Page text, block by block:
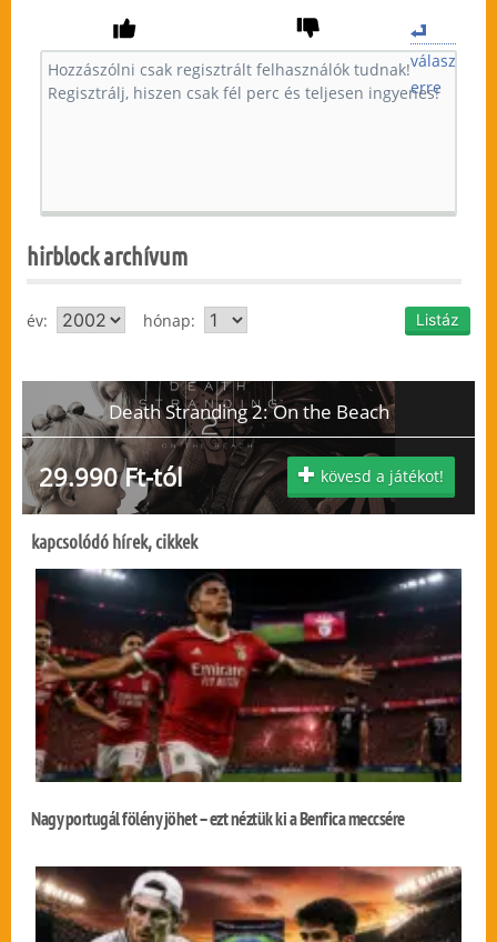
válasz
erre
hirblock archívum
év: hónap:
Death Stranding 2: On the Beach
29.990 Ft-tól kövesd a játékot!
kapcsolódó hírek, cikkek
Nagy portugál fölény jöhet – ezt néztük ki a Benfica meccsére